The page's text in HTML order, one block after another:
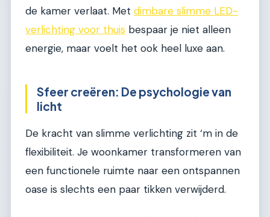
de kamer verlaat. Met dimbare slimme LED-
verlichting voor thuis bespaar je niet alleen
energie, maar voelt het ook heel luxe aan.
Sfeer creëren: De psychologie van
licht
De kracht van slimme verlichting zit ‘m in de
flexibiliteit. Je woonkamer transformeren van
een functionele ruimte naar een ontspannen
oase is slechts een paar tikken verwijderd.